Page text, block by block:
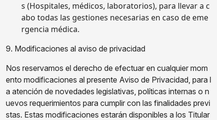
s (Hospitales, médicos, laboratorios), para llevar a c
abo todas las gestiones necesarias en caso de eme
rgencia médica.
9. Modificaciones al aviso de privacidad
Nos reservamos el derecho de efectuar en cualquier mom
ento modificaciones al presente Aviso de Privacidad, para l
a atención de novedades legislativas, políticas internas o n
uevos requerimientos para cumplir con las finalidades previ
stas. Estas modificaciones estarán disponibles a los Titular